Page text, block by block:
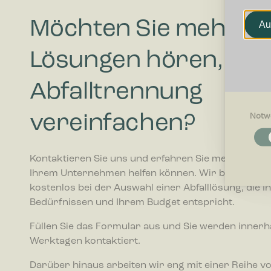
oder die
Möchten Sie mehr zu
Lösungen hören, die
Abfalltrennung
vereinfachen?
Kontaktieren Sie uns und erfahren Sie mehr
Ihrem Unternehmen helfen können. Wir beraten
kostenlos bei der Auswahl einer Abfalllösung, die
Bedürfnissen und Ihrem Budget entspricht.
Füllen Sie das Formular aus und Sie werden
Werktagen kontaktiert.
Darüber hinaus arbeiten wir eng mit einer Reihe